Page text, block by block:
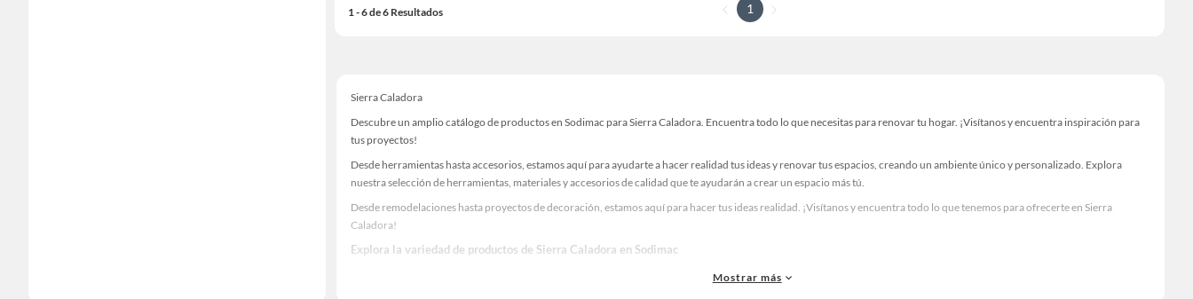
1 - 6 de 6 Resultados 1
Sierra Caladora
Descubre un amplio catálogo de productos en Sodimac para Sierra Caladora. Encuentra todo lo que necesitas para renovar tu hogar. ¡Visítanos y encuentra inspiración para
tus proyectos!
Desde herramientas hasta accesorios, estamos aquí para ayudarte a hacer realidad tus ideas y renovar tus espacios, creando un ambiente único y personalizado. Explora
nuestra selección de herramientas, materiales y accesorios de calidad que te ayudarán a crear un espacio más tú.
Desde remodelaciones hasta proyectos de decoración, estamos aquí para hacer tus ideas realidad. ¡Visítanos y encuentra todo lo que tenemos para ofrecerte en Sierra
Caladora!
Explora la variedad de productos de Sierra Caladora en Sodimac
Herramientas, materiales y accesorios de calidad para tus proyectos y renovación de espacios. ¡Visítanos y descubre todo lo que tenemos para ofrecerte!
Mostrar más